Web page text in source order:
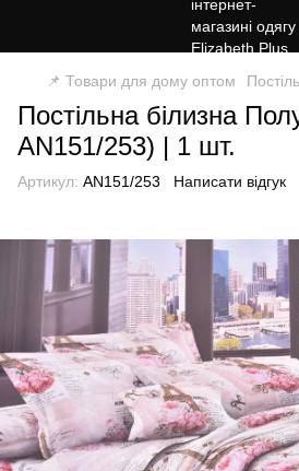
📌 Товари для дому оптом
Постільна білизна
AN151/253) | 1 шт.
Артикул: AN151/253 Написати відгук